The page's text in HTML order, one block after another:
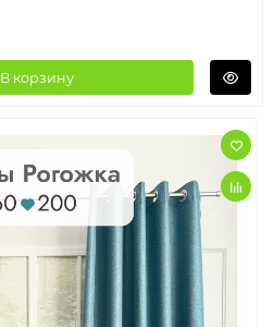
В корзину